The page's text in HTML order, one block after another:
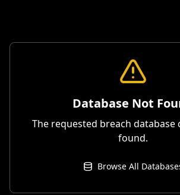
Database Not
The requested breach database
found.
Browse All